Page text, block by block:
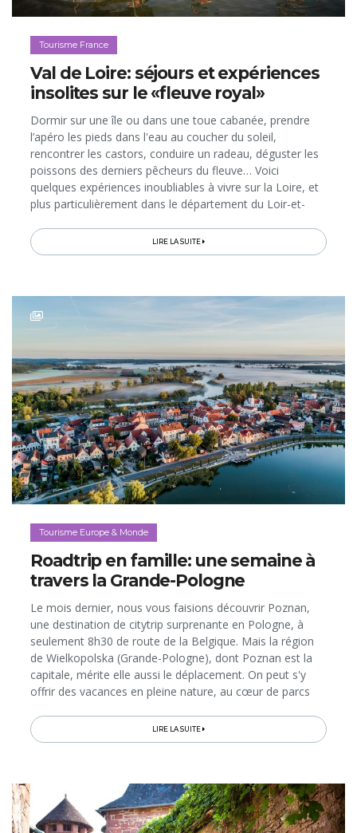
Tourisme France
Val de Loire: séjours et expériences
insolites sur le «fleuve royal»
Dormir sur une île ou dans une toue cabanée, prendre
l’apéro les pieds dans l'eau au coucher du soleil,
rencontrer les castors, conduire un radeau, déguster les
poissons des derniers pêcheurs du fleuve… Voici
quelques expériences inoubliables à vivre sur la Loire, et
plus particulièrement dans le département du Loir-et-
LIRE LA SUITE
Tourisme Europe & Monde
Roadtrip en famille: une semaine à
travers la Grande-Pologne
Le mois dernier, nous vous faisions découvrir Poznan,
une destination de citytrip surprenante en Pologne, à
seulement 8h30 de route de la Belgique. Mais la région
de Wielkopolska (Grande-Pologne), dont Poznan est la
capitale, mérite elle aussi le déplacement. On peut s'y
offrir des vacances en pleine nature, au cœur de parcs
charmantes cités...
LIRE LA SUITE